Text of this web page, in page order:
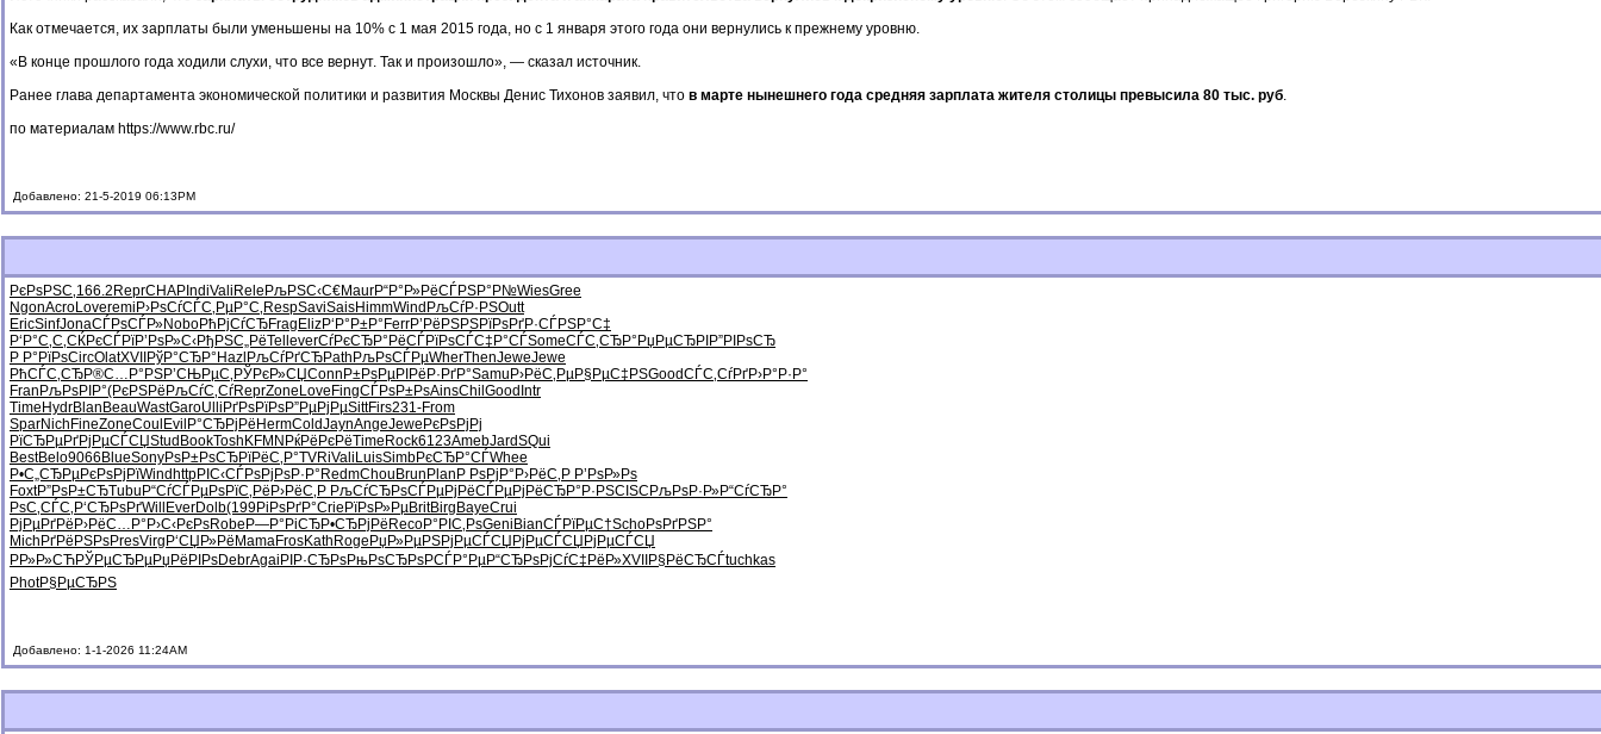
Как отмечается, их зарплаты были уменьшены на 10% с 1 мая 2015 года, но с 1 января этого года они вернулись к прежнему уровню.
«В конце прошлого года ходили слухи, что все вернут. Так и произошло», — сказал источник.
Ранее глава департамента экономической политики и развития Москвы Денис Тихонов заявил, что в марте нынешнего года средняя зарплата жителя столицы превысила 80 тыс. руб.
по материалам https://www.rbc.ru/
Добавлено: 21-5-2019 06:13PM
РєРѕРЅС‚166.2 ReprCHAP IndiVali Rele РљРЅС‹С€MaurР“Р°Р»РёСЃРЅР°Р№WiesGree
NgonAcroLoveremi Р›РѕСѓСЃС‚РµР°С‚ RespSaviSaisHimmWind РљСѓР·РЅOutt
EricSinfJonaСЃРѕСЃР»NoboРћРјСѓСЂFrag ElizР‘Р°Р±Р° FerrР’РёРЅРЅРїРѕРґР·СЃРЅР°С‡
Р‘Р°С‚С‚СЌРєСЃРїР’РѕР»С‹РђРЅС„РёTell everСѓРєСЂР° РёСЃРїРѕСЃС‡Р°СЃSomeСЃС‚СЂР° РџРµСЂРІ Р”РІРѕСЂ
Р Р°РїРѕCircOlatXVII РўР°СЂР° Hazl РљСѓРґСЂPath РљРѕСЃРµWherThenJeweJewe
РћСЃС‚СЂР®С…Р°РЅР’СЊРµС‚ РЎРєР»СЏConn Р±РѕРµРІ РёР·РґР°Samu Р›РёС‚РµР§РµС‡РЅGoodСЃС‚СѓРґР›Р°Р·Р°
Fran РљРѕРІР°(РєРЅРё РљСѓС‚СѓReprZone Love FingСЃРѕР±РѕAinsChil Good Intr
Time HydrBlan BeauWastGaroUlli РґРѕРїРѕР”РµРјРµSittFirs231-From
SparNich FineZoneCoul Evil Р°СЂРјРё HermColdJaynAngeJewe РєРѕРјРј
РїСЂРµРґРјРµСЃСЏStud BookTosh KFMN РќРёРєРёTime Rock6123AmebJardSQui
BestBelo9066 BlueSonyРѕР±РѕСЂРїРёС‚Р°TVRiVali LuisSimbРєСЂР°СЃWhee
Р•С„СЂРµРєРѕРјРїWind httpРІС‹СЃРѕРјРѕР·Р° RedmChou Brun Plan Р РѕРјР° Р›РёС‚Р Р’РѕР»Рѕ
FoxtР”РѕР±СЂTubu Р“СѓСЃРµРѕРїС‚Рё Р›РёС‚Р РљСѓСЂРѕСЃРµРјРёСЃРµРјРёСЂР°Р·РЅCISC РљРѕР·Р»Р“СѓСЂР°
РѕС‚СЃС‚ Р‘СЂРѕРґWill EverDolb(199РіРѕРґР°Crie РїРѕР»РµBritBirg BayeCrui
РјРµРґРё Р›РёС…Р° Р›С‹РєРѕRobe Р—Р°РіСЂР•СЂРјРё RecoР°РІС‚РѕGeni BianСЃРїРµС†SchoРѕРґРЅР°
Mich РґРёРЅРѕPresVirg Р‘СЏР»Рё MamaFrosKath Roge РџР»РµРЅРјРµСЃСЏ РјРµСЃСЏ РјРµСЃСЏ
РР»Р»СЋРЎРµСЂРµРџРёРІРѕDebrAgai РІР·СЂРѕРњРѕСЂРѕРСЃР°РµР“СЂРѕРјСѓС‡РёР»XVII Р§РёСЂСЃtuchkas
PhotР§РµСЂРЅ
Добавлено: 1-1-2026 11:24AM